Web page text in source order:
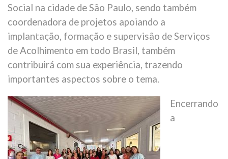
Social na cidade de São Paulo, sendo também
coordenadora de projetos apoiando a
implantação, formação e supervisão de Serviços
de Acolhimento em todo Brasil, também
contribuirá com sua experiência, trazendo
importantes aspectos sobre o tema.
Encerrando
a